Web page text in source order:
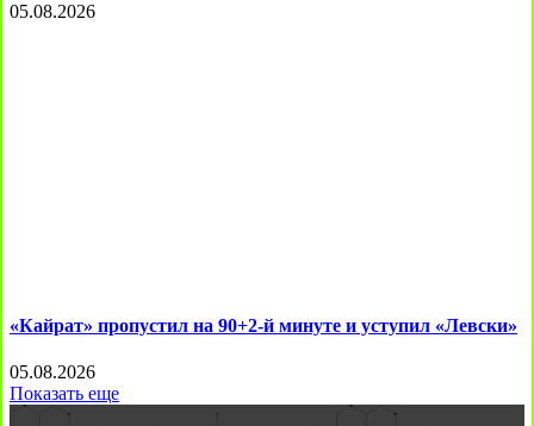
05.08.2026
«Кайрат» пропустил на 90+2-й минуте и уступил «Левски»
05.08.2026
Показать еще